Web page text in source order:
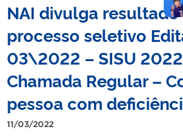
NAI divulga
processo seletivo
03\2022 – SISU
Chamada Regular –
pessoa com
11/03/2022